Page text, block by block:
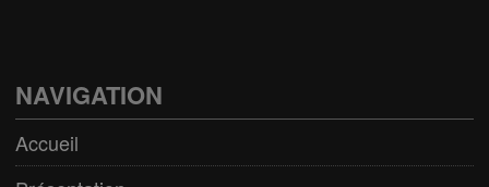
Bien être/Santé
Culture/Loisirs
Electro/Transe
NAVIGATION
Accueil